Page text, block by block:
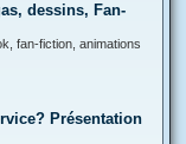
dessins, Fan-
fan-fiction, animations
Présentation